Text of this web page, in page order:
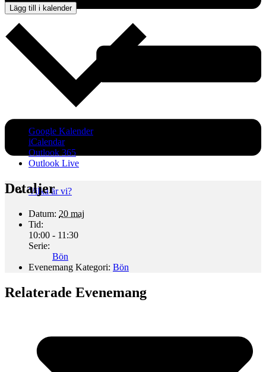
Vilka är vi?
Lägg till i kalender
Google Kalender
iCalendar
Outlook 365
Outlook Live
Detaljer
Datum: 20 maj
Tid:
10:00 - 11:30
Serie:
Bön
Evenemang Kategori: Bön
Relaterade Evenemang